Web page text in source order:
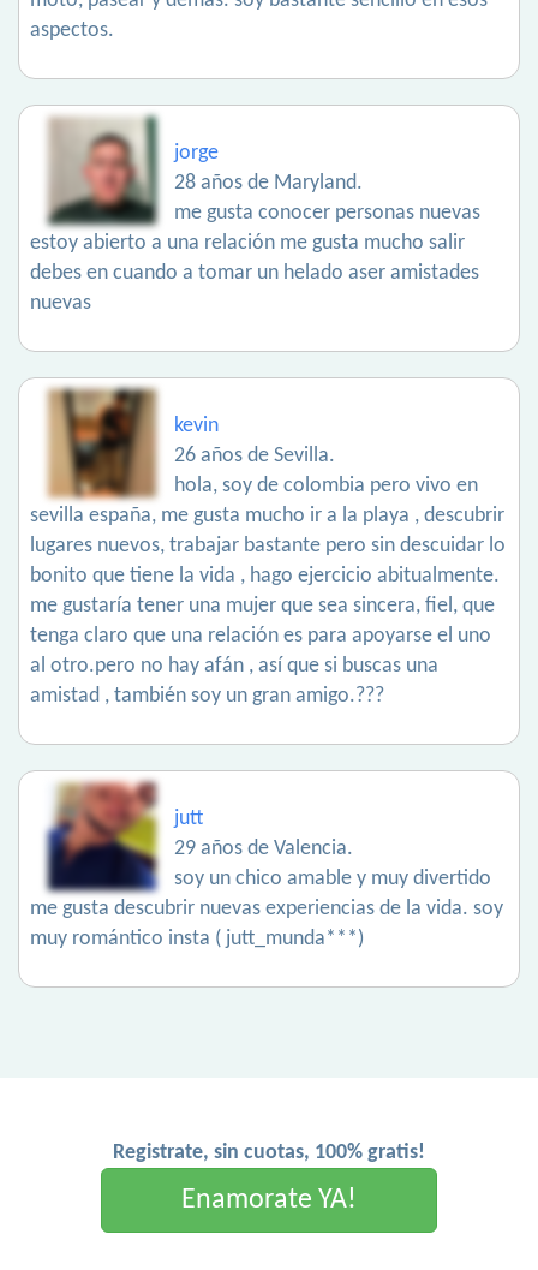
aspectos.
jorge
28 años de Maryland.
me gusta conocer personas nuevas
estoy abierto a una relación me gusta mucho salir
debes en cuando a tomar un helado aser amistades
nuevas
kevin
26 años de Sevilla.
hola, soy de colombia pero vivo en
sevilla españa, me gusta mucho ir a la playa , descubrir
lugares nuevos, trabajar bastante pero sin descuidar lo
bonito que tiene la vida , hago ejercicio abitualmente.
me gustaría tener una mujer que sea sincera, fiel, que
tenga claro que una relación es para apoyarse el uno
al otro.pero no hay afán , así que si buscas una
amistad , también soy un gran amigo.???
jutt
29 años de Valencia.
soy un chico amable y muy divertido
me gusta descubrir nuevas experiencias de la vida. soy
muy romántico insta ( jutt_munda***)
Registrate, sin cuotas, 100% gratis!
Enamorate YA!